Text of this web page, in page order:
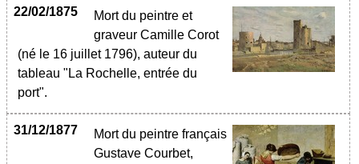
22/02/1875
Mort du peintre et
graveur Camille Corot
(né le 16 juillet 1796), auteur du
tableau "La Rochelle, entrée du
port".
31/12/1877
Mort du peintre français
Gustave Courbet,